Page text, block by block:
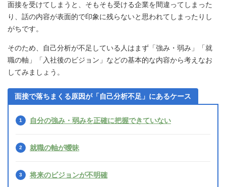
面接を受けてしまうと、そもそも受ける企業を間違ってしまった
り、話の内容が表面的で印象に残らないと思われてしまったりし
がちです。
そのため、自己分析が不足している人はまず「強み・弱み」「就
職の軸」「入社後のビジョン」などの基本的な内容から考えなお
してみましょう。
面接で落ちまくる原因が「自己分析不足」にあるケース
自分の強み・弱みを正確に把握できていない
就職の軸が曖昧
将来のビジョンが不明確